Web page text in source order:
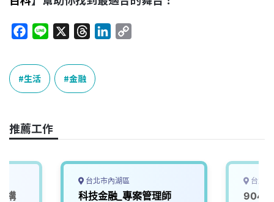
c
e
b
o
k
e
e
a
n
k
生活 金融
推薦工作
構
台北市內湖區
科技金融_專案管理師
台北
904 -